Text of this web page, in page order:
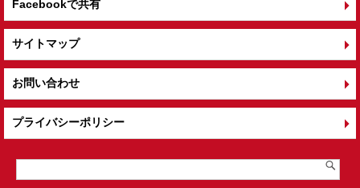
Facebookで共有
サイトマップ
お問い合わせ
プライバシーポリシー